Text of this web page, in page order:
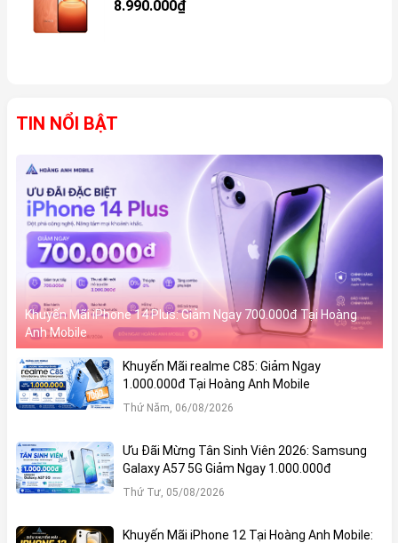
8.990.000₫
TIN NỔI BẬT
Khuyến Mãi iPhone 14 Plus: Giảm Ngay 700.000đ Tại Hoàng
Anh Mobile
Khuyến Mãi realme C85: Giảm Ngay
1.000.000đ Tại Hoàng Anh Mobile
Thứ Năm, 06/08/2026
Ưu Đãi Mừng Tân Sinh Viên 2026: Samsung
Galaxy A57 5G Giảm Ngay 1.000.000đ
Thứ Tư, 05/08/2026
Khuyến Mãi iPhone 12 Tại Hoàng Anh Mobile: